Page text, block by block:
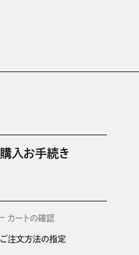
購入お手続き
カートの確認
ご注文方法の指定